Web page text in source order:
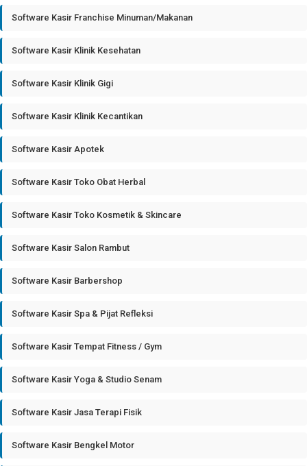
Software Kasir Franchise Minuman/Makanan
Software Kasir Klinik Kesehatan
Software Kasir Klinik Gigi
Software Kasir Klinik Kecantikan
Software Kasir Apotek
Software Kasir Toko Obat Herbal
Software Kasir Toko Kosmetik & Skincare
Software Kasir Salon Rambut
Software Kasir Barbershop
Software Kasir Spa & Pijat Refleksi
Software Kasir Tempat Fitness / Gym
Software Kasir Yoga & Studio Senam
Software Kasir Jasa Terapi Fisik
Software Kasir Bengkel Motor